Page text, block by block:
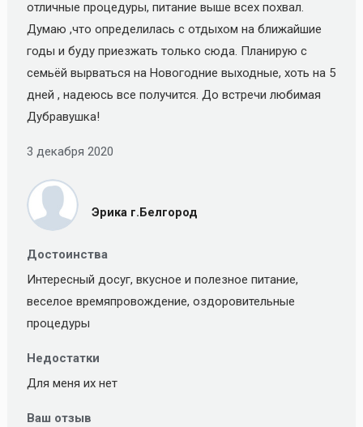
отличные процедуры, питание выше всех похвал.
Думаю ,что определилась с отдыхом на ближайшие
годы и буду приезжать только сюда. Планирую с
семьёй вырваться на Новогодние выходные, хоть на 5
дней , надеюсь все получится. До встречи любимая
Дубравушка!
3 декабря 2020
Эрика г.Белгород
Достоинства
Интересный досуг, вкусное и полезное питание,
веселое времяпровождение, оздоровительные
процедуры
Недостатки
Для меня их нет
Ваш отзыв